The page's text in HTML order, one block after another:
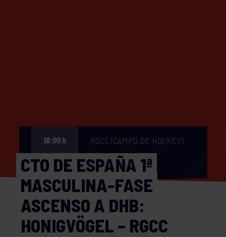
18:00 h RGCC (CAMPO DE HOCKEY)
CTO DE ESPAÑA 1ª
MASCULINA-FASE
ASCENSO A DHB:
HONIGVÖGEL – RGCC